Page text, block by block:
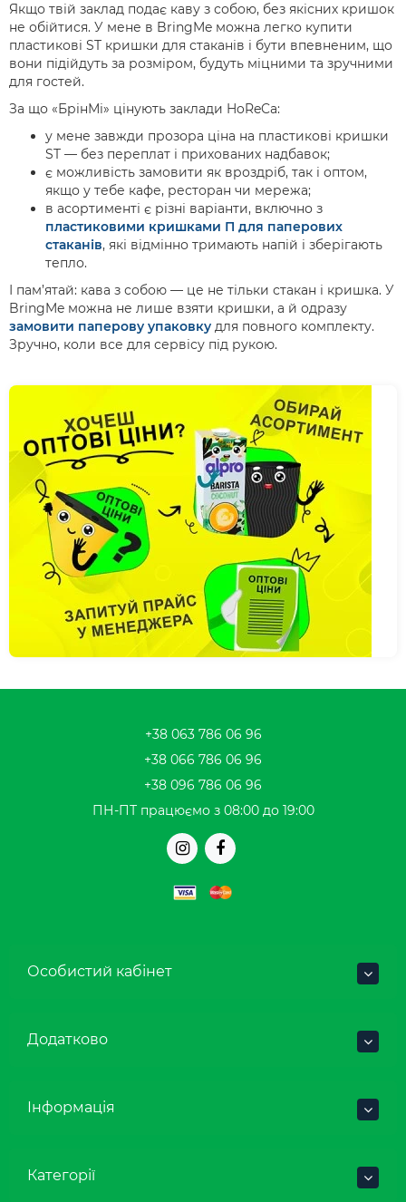
Якщо твій заклад подає каву з собою, без якісних кришок
не обійтися. У мене в BringMe можна легко купити
пластикові ST кришки для стаканів і бути впевненим, що
вони підійдуть за розміром, будуть міцними та зручними
для гостей.
За що «БрінМі» цінують заклади HoReCa:
у мене завжди прозора ціна на пластикові кришки
ST — без переплат і прихованих надбавок;
є можливість замовити як вроздріб, так і оптом,
якщо у тебе кафе, ресторан чи мережа;
в асортименті є різні варіанти, включно з
пластиковими кришками П для паперових
стаканів, які відмінно тримають напій і зберігають
тепло.
І пам’ятай: кава з собою — це не тільки стакан і кришка. У
BringMe можна не лише взяти кришки, а й одразу
замовити паперову упаковку для повного комплекту.
Зручно, коли все для сервісу під рукою.
+38 063 786 06 96
+38 066 786 06 96
+38 096 786 06 96
ПН-ПТ працюємо з 08:00 до 19:00
Особистий кабінет
Додатково
Інформація
Категорії